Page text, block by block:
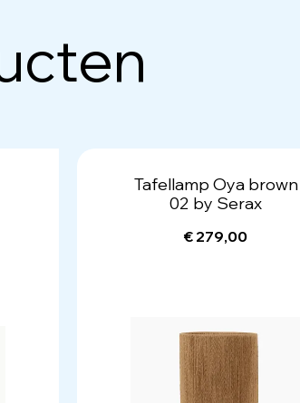
Tafellamp Oya brown
02 by Serax
€ 279,00